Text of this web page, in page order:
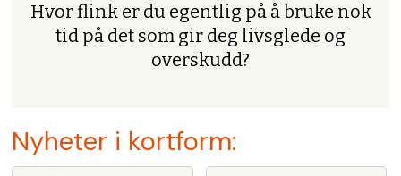
Hvor flink er du egentlig på å bruke nok
tid på det som gir deg livsglede og
overskudd?
Nyheter i kortform: